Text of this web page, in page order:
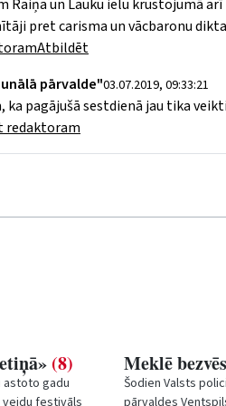
Raiņa un Lauku ielu krustojumā
pret carisma un vācbaronu
Atbildēt
pārvalde"03.07.2019, 09:33:21
pagājušā sestdienā jau tika
redaktoram
(8)
astoto gadu
festivāls
Meklē
Šodien Valsts
pārvaldes